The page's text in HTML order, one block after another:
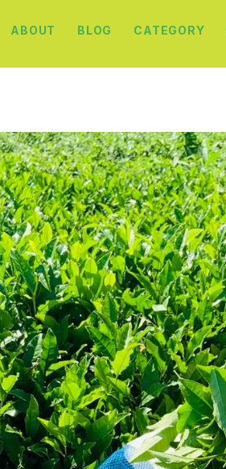
ABOUT BLOG CATEGORY